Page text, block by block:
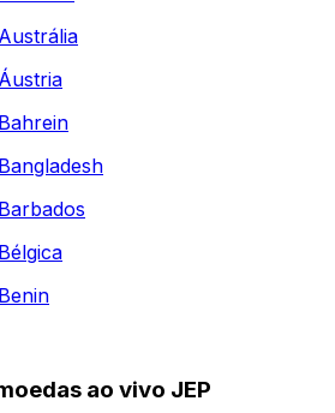
Austrália
Áustria
Bahrein
Bangladesh
Barbados
Bélgica
Benin
ao vivo JEP